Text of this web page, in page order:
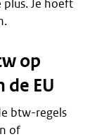
plus. Je hoeft
op
EU
btw-regels
of